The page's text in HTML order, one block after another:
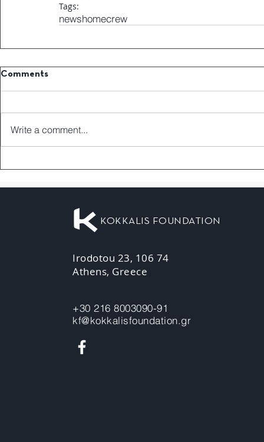
Tags:
newshomecrew
Comments
Write a comment...
KOKKALIS FOUNDATION
Irodotou 23, 106 74
Athens, Greece
+30 216 8003090-91
kf@kokkalisfoundation.gr